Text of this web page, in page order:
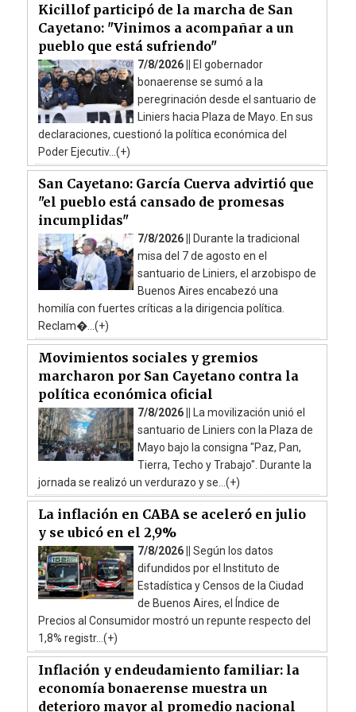
Kicillof participó de la marcha de San
Cayetano: "Vinimos a acompañar a un
pueblo que está sufriendo"
7/8/2026 ||
El gobernador
bonaerense se sumó a la
peregrinación desde el santuario de
Liniers hacia Plaza de Mayo. En sus
declaraciones, cuestionó la política económica del
Poder Ejecutiv...(+)
San Cayetano: García Cuerva advirtió que
"el pueblo está cansado de promesas
incumplidas"
7/8/2026 ||
Durante la tradicional
misa del 7 de agosto en el
santuario de Liniers, el arzobispo de
Buenos Aires encabezó una
homilía con fuertes críticas a la dirigencia política.
Reclam�...(+)
Movimientos sociales y gremios
marcharon por San Cayetano contra la
política económica oficial
7/8/2026 ||
La movilización unió el
santuario de Liniers con la Plaza de
Mayo bajo la consigna "Paz, Pan,
Tierra, Techo y Trabajo". Durante la
jornada se realizó un verdurazo y se...(+)
La inflación en CABA se aceleró en julio
y se ubicó en el 2,9%
7/8/2026 || Según los datos
difundidos por el Instituto de
Estadística y Censos de la Ciudad
de Buenos Aires, el Índice de
Precios al Consumidor mostró un repunte respecto del
1,8% registr...(+)
Inflación y endeudamiento familiar: la
economía bonaerense muestra un
deterioro mayor al promedio nacional